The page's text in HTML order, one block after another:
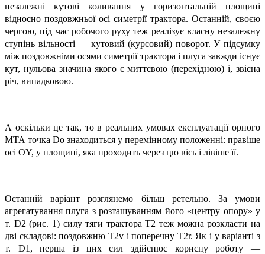
незалежні кутові коливання у горизонтальній площині
відносно поздовжньої осі симетрії трактора. Останній, своєю
чергою, під час робочого руху теж реалізує власну незалежну
ступінь вільності — кутовий (курсовий) поворот. У підсумку
між поздовжніми осями симетрії трактора і плуга завжди існує
кут, нульова значина якого є миттєвою (перехідною) і, звісна
річ, випадковою.
А оскільки це так, то в реальних умовах експлуатації орного
МТА точка Do знаходиться у перемінному положенні: правіше
осі ОY, у площині, яка проходить через цю вісь і лівіше її.
Останній варіант розглянемо більш ретельно. За умови
агрегатування плуга з розташуванням його «центру опору» у
т. D2 (рис. 1) силу тяги трактора Т2 теж можна розкласти на
дві складові: поздовжню Т2v і поперечну Т2r. Як і у варіанті з
т. D1, перша із цих сил здійснює корисну роботу —